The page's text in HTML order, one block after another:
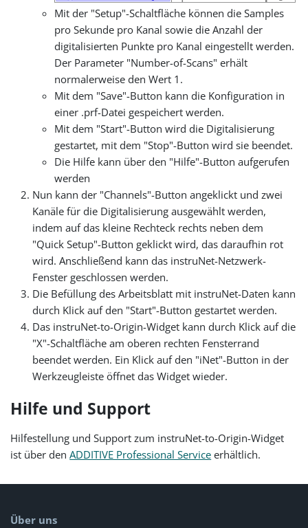
Mit der "Setup"-Schaltfläche können die Samples
pro Sekunde pro Kanal sowie die Anzahl der
digitalisierten Punkte pro Kanal eingestellt werden.
Der Parameter "Number-of-Scans" erhält
normalerweise den Wert 1.
Mit dem "Save"-Button kann die Konfiguration in
einer .prf-Datei gespeichert werden.
Mit dem "Start"-Button wird die Digitalisierung
gestartet, mit dem "Stop"-Button wird sie beendet.
Die Hilfe kann über den "Hilfe"-Button aufgerufen
werden
Nun kann der "Channels"-Button angeklickt und zwei
Kanäle für die Digitalisierung ausgewählt werden,
indem auf das kleine Rechteck rechts neben dem
"Quick Setup"-Button geklickt wird, das daraufhin rot
wird. Anschließend kann das instruNet-Netzwerk-
Fenster geschlossen werden.
Die Befüllung des Arbeitsblatt mit instruNet-Daten kann
durch Klick auf den "Start"-Button gestartet werden.
Das instruNet-to-Origin-Widget kann durch Klick auf die
"X"-Schaltfläche am oberen rechten Fensterrand
beendet werden. Ein Klick auf den "iNet"-Button in der
Werkzeugleiste öffnet das Widget wieder.
Hilfe und Support
Hilfestellung und Support zum instruNet-to-Origin-Widget
ist über denADDITIVE Professional Service erhältlich.
Über uns